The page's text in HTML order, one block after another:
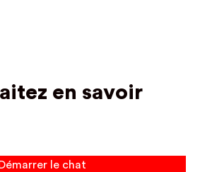
en savoir
Démarrer le chat